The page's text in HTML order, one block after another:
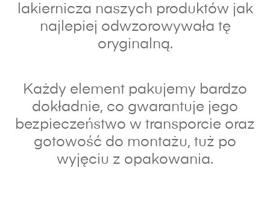
lakiernicza naszych produktów jak
najlepiej odwzorowywała tę
oryginalną.
Każdy element pakujemy bardzo
dokładnie, co gwarantuje jego
bezpieczeństwo w transporcie oraz
gotowość do montażu, tuż po
wyjęciu z opakowania.